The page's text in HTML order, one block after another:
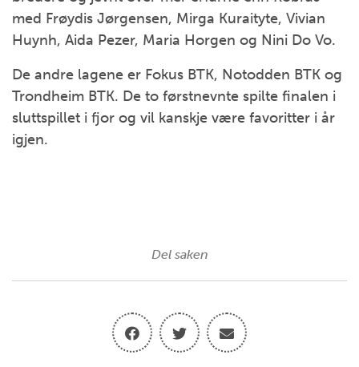
med Frøydis Jørgensen, Mirga Kuraityte, Vivian
Huynh, Aida Pezer, Maria Horgen og Nini Do Vo.
De andre lagene er Fokus BTK, Notodden BTK og
Trondheim BTK. De to førstnevnte spilte finalen i
sluttspillet i fjor og vil kanskje være favoritter i år
igjen.
Del saken